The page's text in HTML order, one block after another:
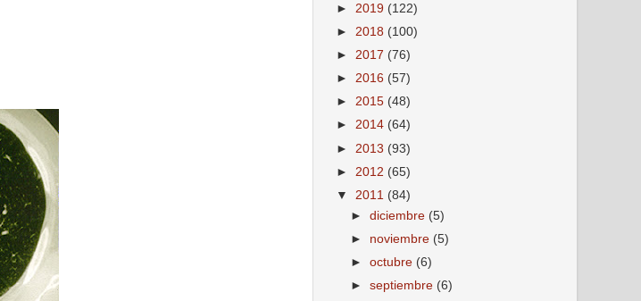
► 2019 (122)
► 2018 (100)
► 2017 (76)
► 2016 (57)
► 2015 (48)
► 2014 (64)
► 2013 (93)
► 2012 (65)
▼ 2011 (84)
►diciembre (5)
► noviembre (5)
►octubre (6)
►septiembre (6)